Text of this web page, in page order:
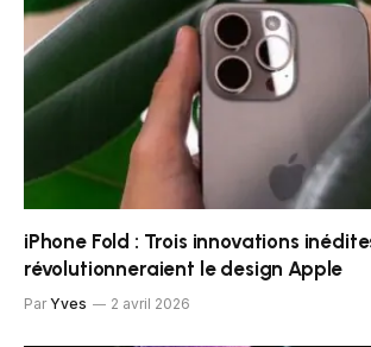
iPhone Fold : Trois innovations
révolutionneraient le design Apple
Par Yves 2 avril 2026